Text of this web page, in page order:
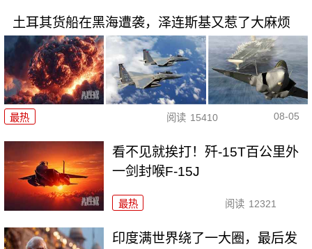
土耳其货船在黑海遭袭，泽连斯基又惹了大麻烦
最热 阅读 15410 08-05
看不见就挨打！歼-15T百公里外
一剑封喉F-15J
最热 阅读 12321
印度满世界绕了一大圈，最后发